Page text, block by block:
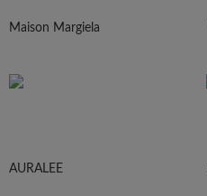
Maison Margiela
AURALEE